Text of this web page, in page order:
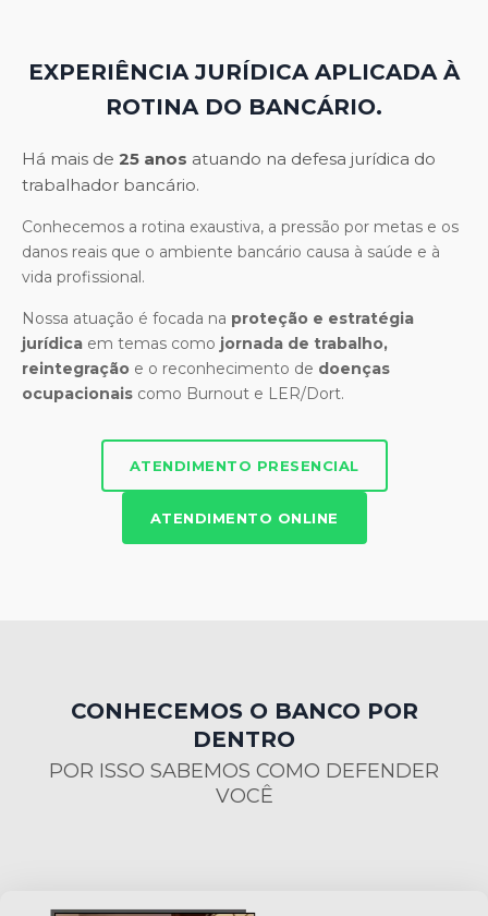
EXPERIÊNCIA JURÍDICA APLICADA À
ROTINA DO BANCÁRIO.
Há mais de 25 anos atuando na defesa jurídica do
trabalhador bancário.
Conhecemos a rotina exaustiva, a pressão por metas e os
danos reais que o ambiente bancário causa à saúde e à
vida profissional.
Nossa atuação é focada na proteção e estratégia
jurídica em temas como jornada de trabalho,
reintegração e o reconhecimento de doenças
ocupacionais como Burnout e LER/Dort.
ATENDIMENTO PRESENCIAL
ATENDIMENTO ONLINE
CONHECEMOS O BANCO POR
DENTRO
POR ISSO SABEMOS COMO DEFENDER
VOCÊ